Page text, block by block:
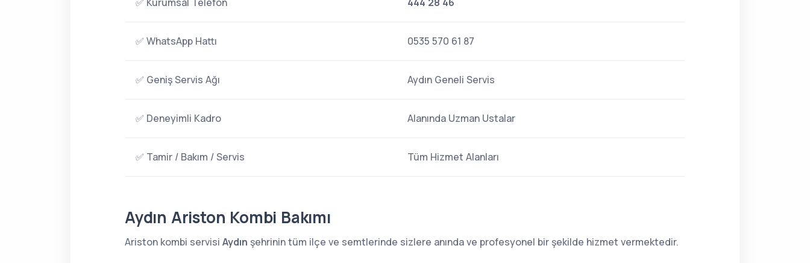
✅ WhatsApp Hattı 0535 570 61 87
✅ Geniş Servis Ağı Aydın Geneli Servis
✅ Deneyimli Kadro Alanında Uzman Ustalar
✅ Tamir / Bakım / Servis Tüm Hizmet Alanları
Aydın Ariston Kombi Bakımı
Ariston kombi servisi Aydın şehrinin tüm ilçe ve semtlerinde sizlere anında ve profesyonel bir şekilde hizmet vermektedir.